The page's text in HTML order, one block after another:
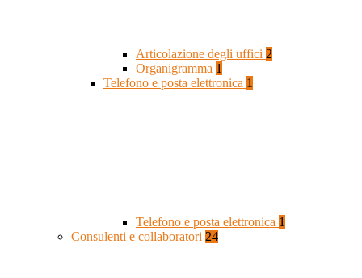
Articolazione degli uffici 2
Organigramma 1
Telefono e posta elettronica 1
Telefono e posta elettronica 1
Consulenti e collaboratori 24